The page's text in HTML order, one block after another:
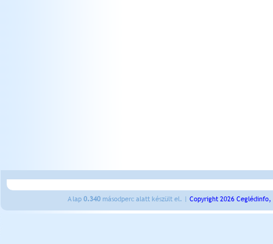
A lap 0.340 másodperc alatt készült el. | Copyright 2026